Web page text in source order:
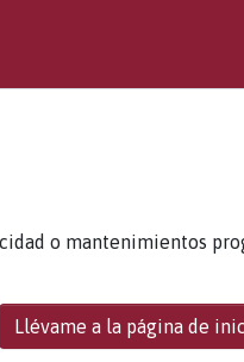
o mantenimientos
Llévame a la página de